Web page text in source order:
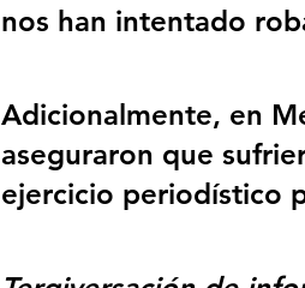
nos han intentado
Adicionalmente, en
aseguraron que
ejercicio periodístico